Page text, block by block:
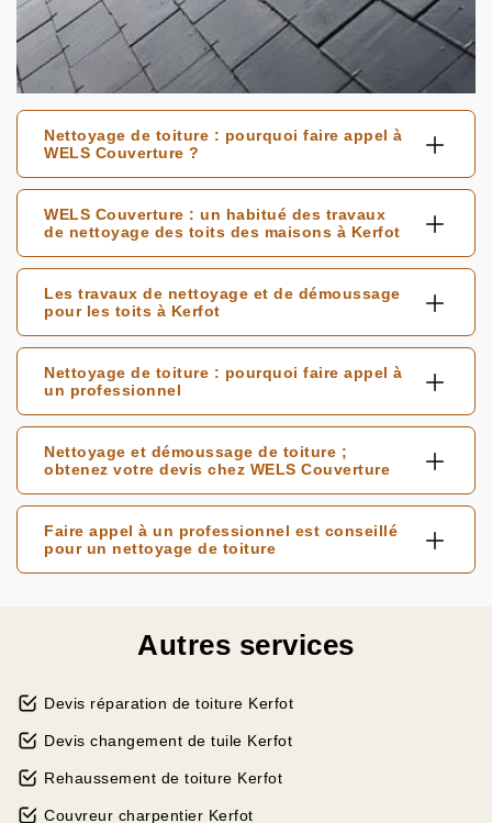
Nettoyage de toiture : pourquoi faire appel à
WELS Couverture ?
WELS Couverture : un habitué des travaux
de nettoyage des toits des maisons à Kerfot
Les travaux de nettoyage et de démoussage
pour les toits à Kerfot
Nettoyage de toiture : pourquoi faire appel à
un professionnel
Nettoyage et démoussage de toiture ;
obtenez votre devis chez WELS Couverture
Faire appel à un professionnel est conseillé
pour un nettoyage de toiture
Autres services
Devis réparation de toiture Kerfot
Devis changement de tuile Kerfot
Rehaussement de toiture Kerfot
Couvreur charpentier Kerfot